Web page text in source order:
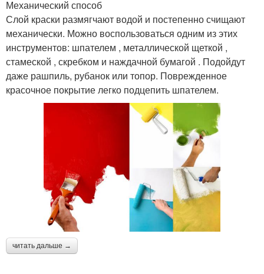
Механический способ
Слой краски размягчают водой и постепенно счищают
механически. Можно воспользоваться одним из этих
инструментов: шпателем , металлической щеткой ,
стамеской , скребком и наждачной бумагой . Подойдут
даже рашпиль, рубанок или топор. Поврежденное
красочное покрытие легко подцепить шпателем.
читать дальше →